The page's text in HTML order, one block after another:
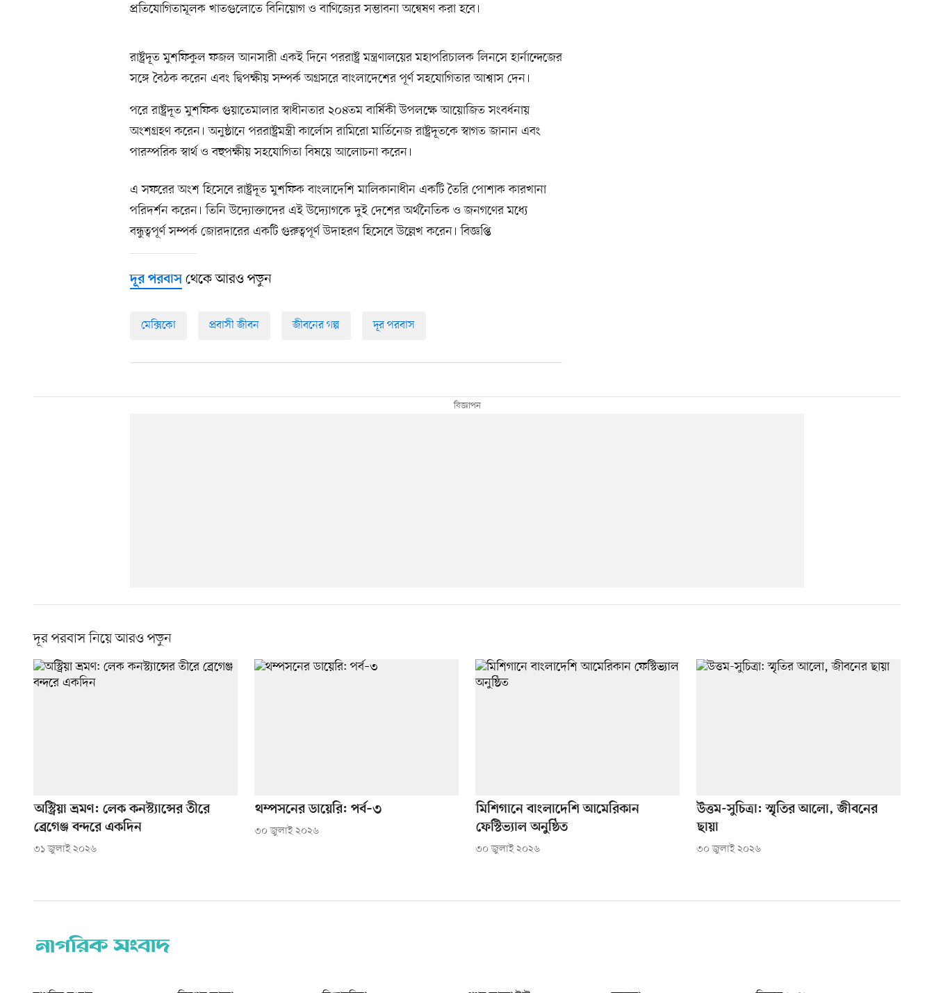
প্রতিযোগিতামূলক খাতগুলোতে বিনিয়োগ ও বাণিজ্যের সম্ভাবনা অন্বেষণ করা হবে।
রাষ্ট্রদূত মুশফিকুল ফজল আনসারী একই দিনে পররাষ্ট্র মন্ত্রণালয়ের মহাপরিচালক লিনসে হার্নান্দেজের
সঙ্গে বৈঠক করেন এবং দ্বিপক্ষীয় সম্পর্ক অগ্রসরে বাংলাদেশের পূর্ণ সহযোগিতার আশ্বাস দেন।
পরে রাষ্ট্রদূত মুশফিক গুয়াতেমালার স্বাধীনতার ২০৪তম বার্ষিকী উপলক্ষে আয়োজিত সংবর্ধনায়
অংশগ্রহণ করেন। অনুষ্ঠানে পররাষ্ট্রমন্ত্রী কার্লোস রামিরো মার্তিনেজ রাষ্ট্রদূতকে স্বাগত জানান এবং
পারস্পরিক স্বার্থ ও বহুপক্ষীয় সহযোগিতা বিষয়ে আলোচনা করেন।
এ সফরের অংশ হিসেবে রাষ্ট্রদূত মুশফিক বাংলাদেশি মালিকানাধীন একটি তৈরি পোশাক কারখানা
পরিদর্শন করেন। তিনি উদ্যোক্তাদের এই উদ্যোগকে দুই দেশের অর্থনৈতিক ও জনগণের মধ্যে
বন্ধুত্বপূর্ণ সম্পর্ক জোরদারের একটি গুরুত্বপূর্ণ উদাহরণ হিসেবে উল্লেখ করেন। বিজ্ঞপ্তি
দূর পরবাস থেকে আরও পড়ুন
মেক্সিকো প্রবাসী জীবন জীবনের গল্প দূর পরবাস
দূর পরবাস নিয়ে আরও পড়ুন
অস্ট্রিয়া ভ্রমণ: লেক কনস্ট্যান্সের তীরে
ব্রেগেঞ্জ বন্দরে একদিন
৩১ জুলাই ২০২৬
থম্পসনের ডায়েরি: পর্ব–৩
৩০ জুলাই ২০২৬
মিশিগানে বাংলাদেশি আমেরিকান
ফেস্টিভ্যাল অনুষ্ঠিত
৩০ জুলাই ২০২৬
উত্তম-সুচিত্রা: স্মৃতির আলো, জীবনের
ছায়া
৩০ জুলাই ২০২৬